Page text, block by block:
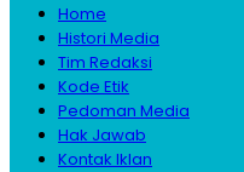
Home
Histori Media
Tim Redaksi
Kode Etik
Pedoman Media
Hak Jawab
Kontak Iklan